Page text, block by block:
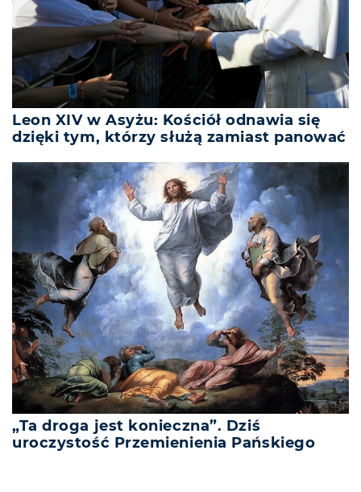
Leon XIV w Asyżu: Kościół odnawia się
dzięki tym, którzy służą zamiast panować
„Ta droga jest konieczna”. Dziś
uroczystość Przemienienia Pańskiego